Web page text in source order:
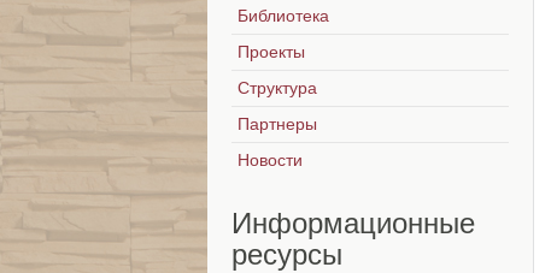
Библиотека
Проекты
Структура
Партнеры
Новости
Информационные
ресурсы